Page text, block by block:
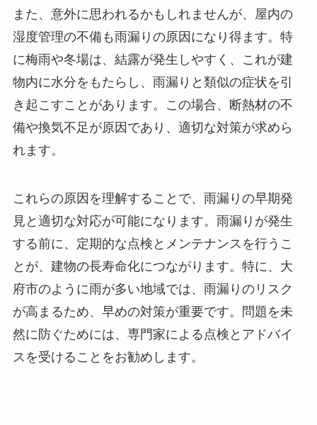
また、意外に思われるかもしれませんが、屋内の
湿度管理の不備も雨漏りの原因になり得ます。特
に梅雨や冬場は、結露が発生しやすく、これが建
物内に水分をもたらし、雨漏りと類似の症状を引
き起こすことがあります。この場合、断熱材の不
備や換気不足が原因であり、適切な対策が求めら
れます。
これらの原因を理解することで、雨漏りの早期発
見と適切な対応が可能になります。雨漏りが発生
する前に、定期的な点検とメンテナンスを行うこ
とが、建物の長寿命化につながります。特に、大
府市のように雨が多い地域では、雨漏りのリスク
が高まるため、早めの対策が重要です。問題を未
然に防ぐためには、専門家による点検とアドバイ
スを受けることをお勧めします。